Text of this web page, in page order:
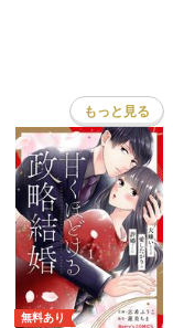
もっと見る
無料あり